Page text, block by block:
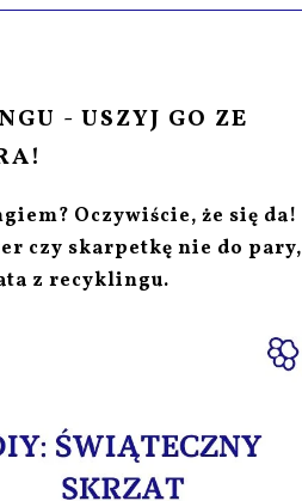
- USZYJ GO ZE
Oczywiście, że się da!
czy skarpetkę nie do pary,
z recyklingu.